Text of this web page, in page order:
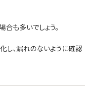
も多いでしょう。
し、漏れのないように確認